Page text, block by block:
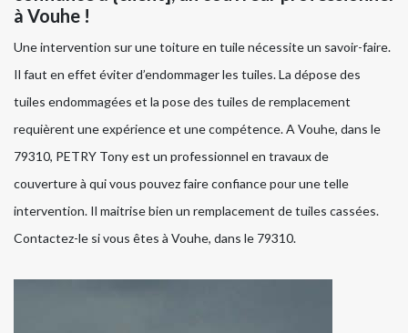
à Vouhe !
Une intervention sur une toiture en tuile nécessite un savoir-faire.
Il faut en effet éviter d’endommager les tuiles. La dépose des
tuiles endommagées et la pose des tuiles de remplacement
requièrent une expérience et une compétence. A Vouhe, dans le
79310, PETRY Tony est un professionnel en travaux de
couverture à qui vous pouvez faire confiance pour une telle
intervention. Il maitrise bien un remplacement de tuiles cassées.
Contactez-le si vous êtes à Vouhe, dans le 79310.